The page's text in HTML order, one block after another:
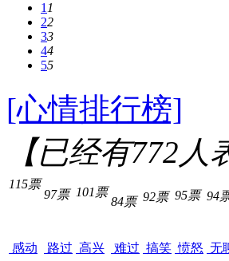
11
22
33
44
55
[心情排行榜]
【已经有772人
115票
感动
97票
路过
101票
高兴
84票
难过
92票
搞笑
95票
愤怒
94
无